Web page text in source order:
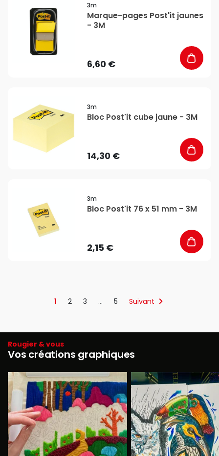
3m
Marque-pages Post'it jaunes
- 3M
6,60 €
3m
Bloc Post'it cube jaune - 3M
14,30 €
3m
Bloc Post'it 76 x 51 mm - 3M
2,15 €
1 2 3 … 5 Suivant
Rougier & vous
Vos créations graphiques